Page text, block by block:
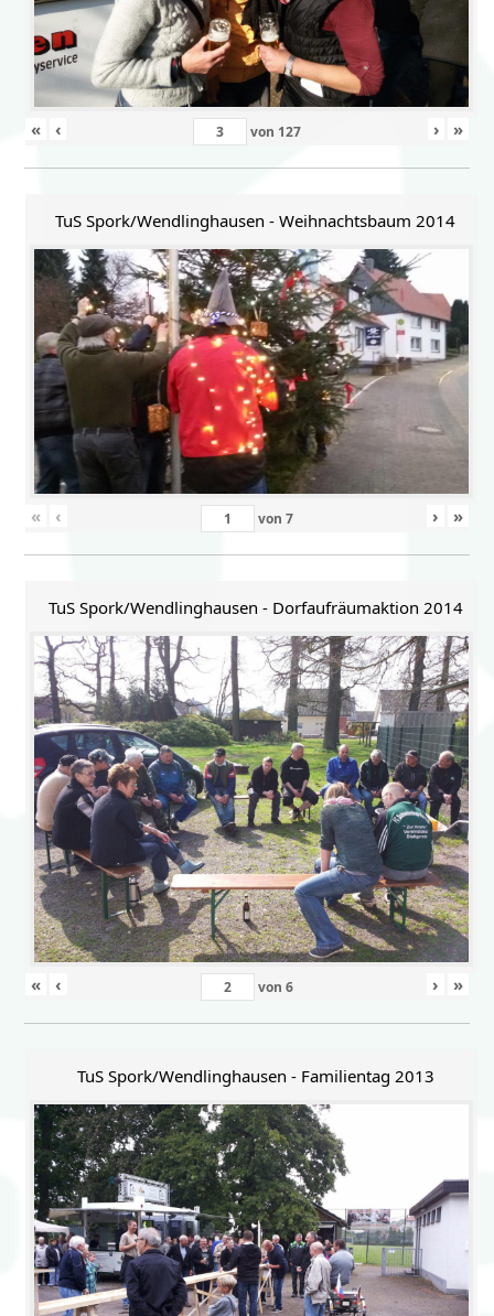
« ‹ von 127 › »
TuS Spork/Wendlinghausen - Weihnachtsbaum 2014
« ‹ von 7 › »
TuS Spork/Wendlinghausen - Dorfaufräumaktion 2014
« ‹ von 6 › »
TuS Spork/Wendlinghausen - Familientag 2013